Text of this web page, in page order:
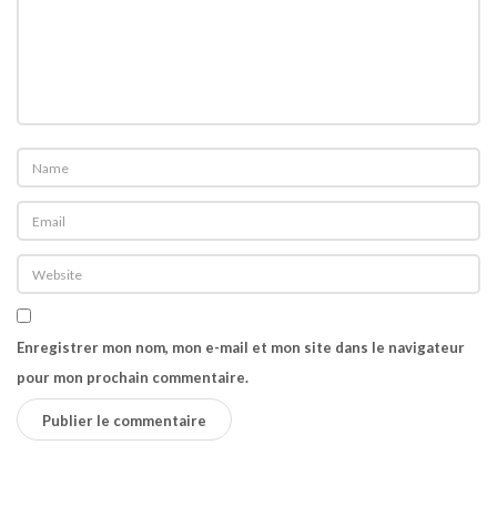
Enregistrer mon nom, mon e-mail et mon site dans le navigateur
pour mon prochain commentaire.